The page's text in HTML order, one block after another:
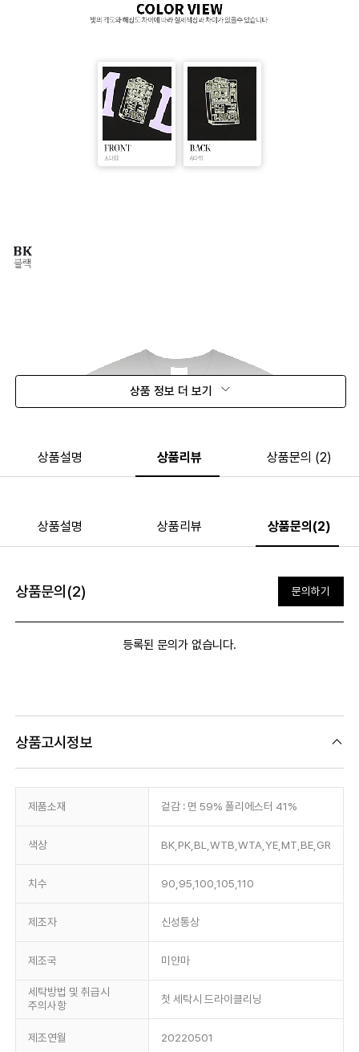
상품 정보 더 보기
상품설명 상품리뷰 상품문의 (2)
상품설명 상품리뷰 상품문의(2)
상품문의(2) 문의하기
등록된 문의가 없습니다.
상품고시정보
제품소재 겉감 : 면 59% 폴리에스터 41%
색상 BK,PK,BL,WTB,WTA,YE,MT,BE,GR
치수 90,95,100,105,110
제조자 신성통상
제조국 미얀마
세탁방법 및 취급시
주의사항
첫 세탁시 드라이클리닝
제조연월 20220501